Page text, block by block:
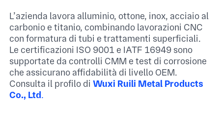
L’azienda lavora alluminio, ottone, inox, acciaio al
carbonio e titanio, combinando lavorazioni CNC
con formatura di tubi e trattamenti superficiali.
Le certificazioni ISO 9001 e IATF 16949 sono
supportate da controlli CMM e test di corrosione
che assicurano affidabilità di livello OEM.​
Consulta il profilo diWuxi Ruili Metal Products
Co., Ltd.​